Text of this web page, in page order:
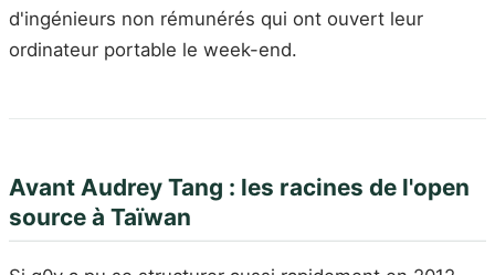
d'ingénieurs non rémunérés qui ont ouvert leur
ordinateur portable le week-end.
Avant Audrey Tang : les racines de l'open
source à Taïwan